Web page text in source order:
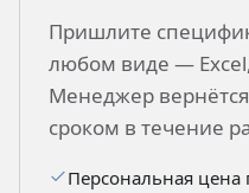
Пришлите
любом виде —
Менеджер
сроком в течение
Персональная